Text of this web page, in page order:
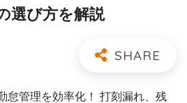
選び方を解説
怠管理を効率化！ 打刻漏れ、残